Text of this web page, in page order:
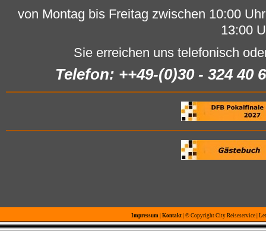
von Montag bis Freitag zwischen 10:00
13:00
Sie erreichen uns telefonisch
Telefon: ++49-(0)30 - 324 40
Impressum Kontakt | © Copyright City Reiseservice |